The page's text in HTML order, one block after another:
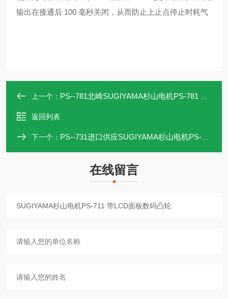
输出在接通后 100 毫秒关闭，从而防止上止点停止时耗气
上一个： PS--781北崎SUGIYAMA杉山电机PS-781 数码摄像机
返回列表
下一个： PS--731进口供应SUGIYAMA杉山电机PS-731 数码相机
在线留言